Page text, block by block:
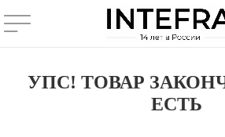
УПС! ТОВАР
ЕСТЬ